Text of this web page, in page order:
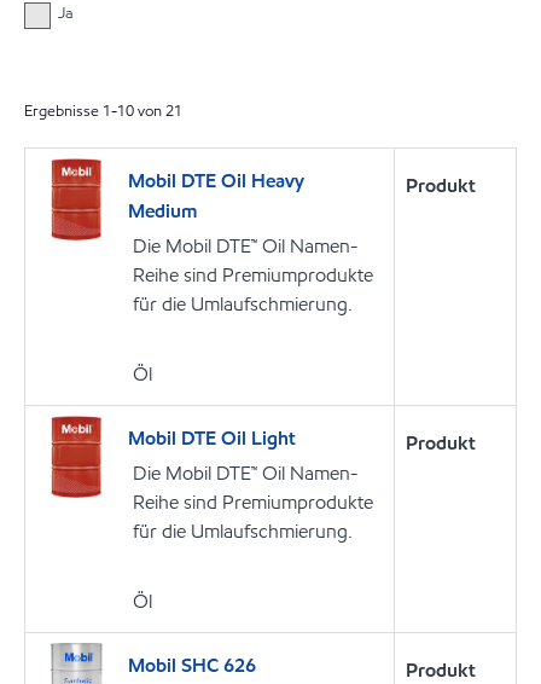
Ja
Ergebnisse 1-10von21
Mobil DTE Oil Heavy
Medium
Die Mobil DTE™ Oil Namen-
Reihe sind Premiumprodukte
für die Umlaufschmierung.
Öl
Produkt
Mobil DTE Oil Light
Die Mobil DTE™ Oil Namen-
Reihe sind Premiumprodukte
für die Umlaufschmierung.
Öl
Produkt
Mobil SHC 626
Produkt